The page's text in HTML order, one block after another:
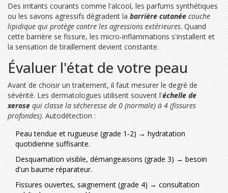
Des irritants courants comme l'alcool, les parfums synthétiques
ou les savons agressifs dégradent la barrière cutanée couche
lipidique qui protège contre les agressions extérieures. Quand
cette barrière se fissure, les micro‑inflammations s'installent et
la sensation de tiraillement devient constante.
Évaluer l'état de votre peau
Avant de choisir un traitement, il faut mesurer le degré de
sévérité. Les dermatologues utilisent souvent l'échelle de
xerose qui classe la sécheresse de 0 (normale) à 4 (fissures
profondes). Autodétection :
Peau tendue et rugueuse (grade 1‑2) → hydratation
quotidienne suffisante.
Desquamation visible, démangeaisons (grade 3) → besoin
d'un baume réparateur.
Fissures ouvertes, saignement (grade 4) → consultation